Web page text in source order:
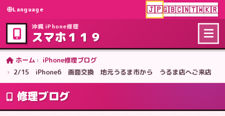
Language 🇯🇵🇬🇧🇨🇳🇹🇼🇰🇷
沖縄 iPhone修理
スマホ１１９
ホーム
iPhone修理ブログ
2/15 iPhone6 画面交換 地元うるま市から うるま店へご来店
修理ブログ